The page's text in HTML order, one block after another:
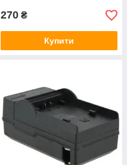
270 ₴
Купити